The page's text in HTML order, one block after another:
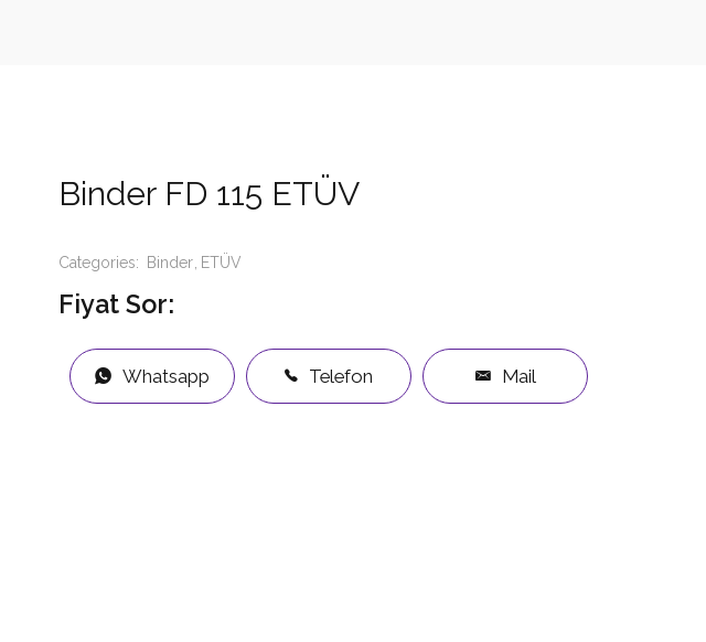
Binder FD 115 ETÜV
Categories: Binder ETÜV
Fiyat Sor:
Whatsapp Telefon Mail